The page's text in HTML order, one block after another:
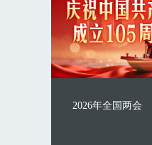
2026年全国两会